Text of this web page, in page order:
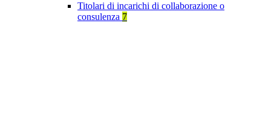
Titolari di incarichi di collaborazione o
consulenza 7